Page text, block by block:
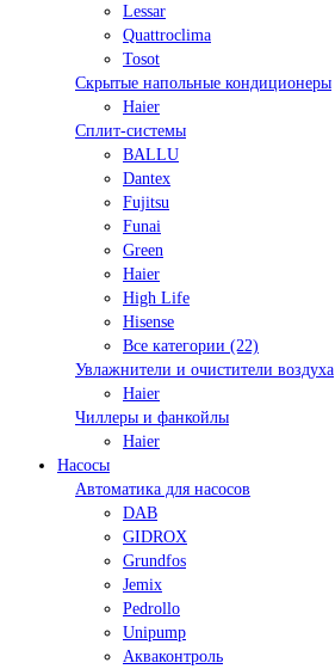
Lessar
Quattroclima
Tosot
Скрытые напольные кондиционеры
Haier
Сплит-системы
BALLU
Dantex
Fujitsu
Funai
Green
Haier
High Life
Hisense
Все категории (22)
Увлажнители и очистители воздуха
Haier
Чиллеры и фанкойлы
Haier
Насосы
Автоматика для насосов
DAB
GIDROX
Grundfos
Jemix
Pedrollo
Unipump
Акваконтроль